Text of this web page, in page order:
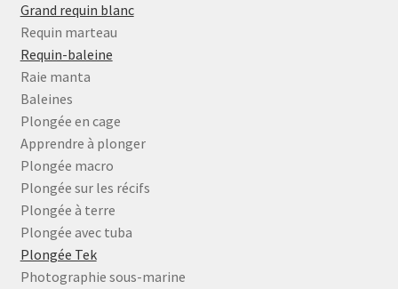
Grand requin blanc
Requin marteau
Requin-baleine
Raie manta
Baleines
Plongée en cage
Apprendre à plonger
Plongée macro
Plongée sur les récifs
Plongée à terre
Plongée avec tuba
Plongée Tek
Photographie sous-marine